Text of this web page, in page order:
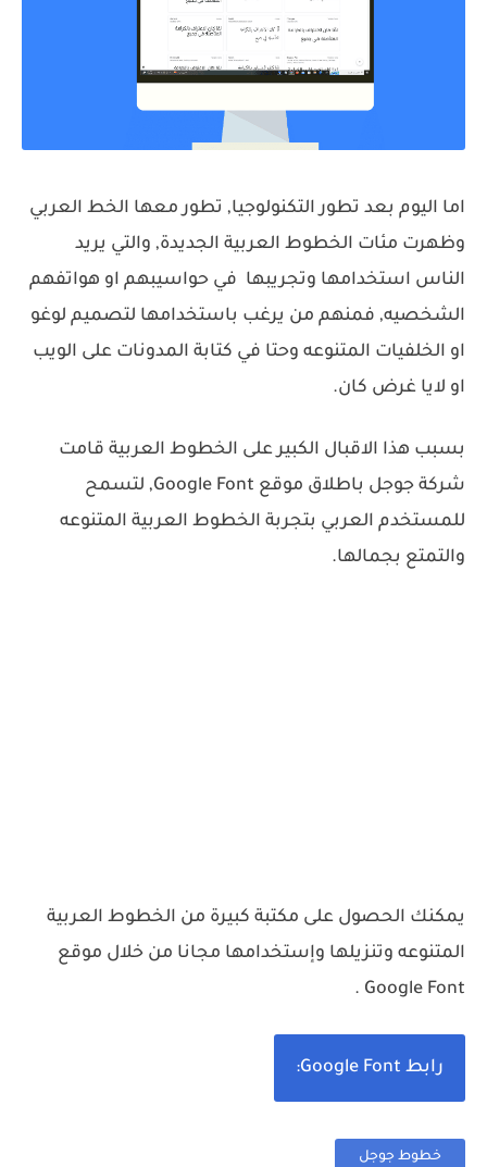
اما اليوم بعد تطور التكنولوجيا, تطور معها الخط العربي
وظهرت مئات الخطوط العربية الجديدة, والتي يريد
الناس استخدامها وتجريبها في حواسيبهم او هواتفهم
الشخصيه, فمنهم من يرغب باستخدامها لتصميم لوغو
او الخلفيات المتنوعه وحتا في كتابة المدونات على الويب
او لايا غرض كان.
بسبب هذا الاقبال الكبير على الخطوط العربية قامت
شركة جوجل باطلاق موقع Google Font, لتسمح
للمستخدم العربي بتجربة الخطوط العربية المتنوعه
والتمتع بجمالها.
يمكنك الحصول على مكتبة كبيرة من الخطوط العربية
المتنوعه وتنزيلها وإستخدامها مجانا من خلال موقع
Google Font .
رابط Google Font:
خطوط جوجل